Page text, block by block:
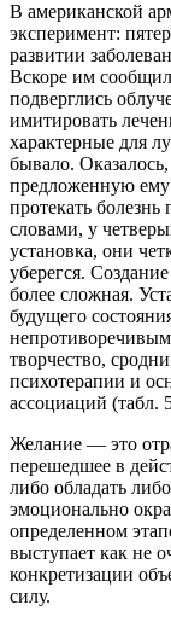
В американской
эксперимент:
развитии
Вскоре им
подверглись
имитировать
характерные для
бывало.
предложенную ему
протекать
словами, у
установка, они
уберегся.
более сложная.
будущего
творчество,
психотерапии и
ассоциаций (табл.
Желание — это
перешедшее в
либо обладать
эмоционально
определенном
выступает как не
конкретизации
силу.